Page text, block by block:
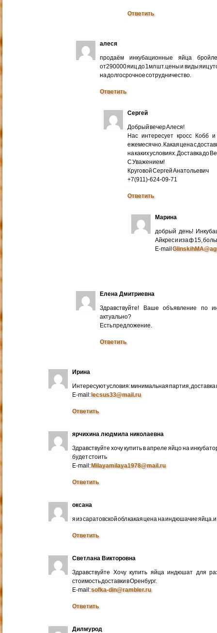
Ответить
алеся
продаём инкубационные яйца
от290000 яиц до 1мл шт.цены и виды яиц
на долгосрочное сотрудничество.
Ответить
Сергей
Добрый вечер Алеся!
Нас интересует кросс Кобб
ежемесячно. Какая цена с
на каких условиях. Доставка до
С Уважением!
Круговой Сергей Анатольевич
+7(911)-624-09-71
Ответить
Марина
добрый день!
Айкрес и иза ф 15,
E-mail
Елена Дмитриевна
Здравствуйте! Ваше объявление по
актуально?
Есть предложение.
Ответить
Ирина
Интересуют условия: минимальная партия, доставка
E-mail:lecsus33@mail.ru
Ответить
ярчихина людмила николаевна
Здравствуйте хочу купить в апреле яйцо на
будет стоить
E-mail:Milayamilaya1978@mail.ru
Ответить
оксана
я из саратовской обл какая цена на индюшачие яйца.и
Ответить
Светлана Викторовна
Здравствуйте Хочу купить яйца индюшат для
стоимость доставки в Оренбург.
E-mail:sofka-din@rambler.ru
Ответить
Дилмурод